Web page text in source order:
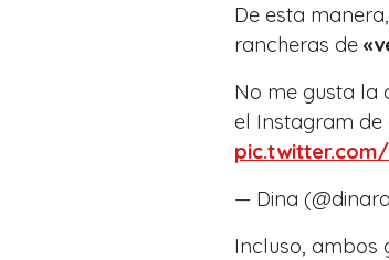
De esta
rancheras de
No me gusta la
el Instagram
— Dina
Incluso, ambos